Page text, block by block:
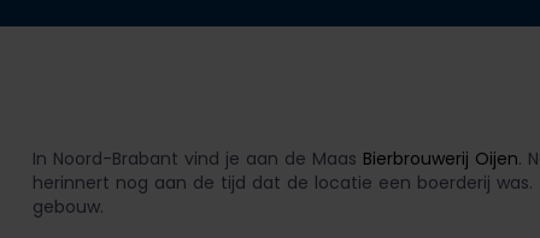
In Noord-Brabant vind je aan de Maas Bierbrouwerij Oijen.
herinnert nog aan de tijd dat de locatie een boerderij
gebouw.